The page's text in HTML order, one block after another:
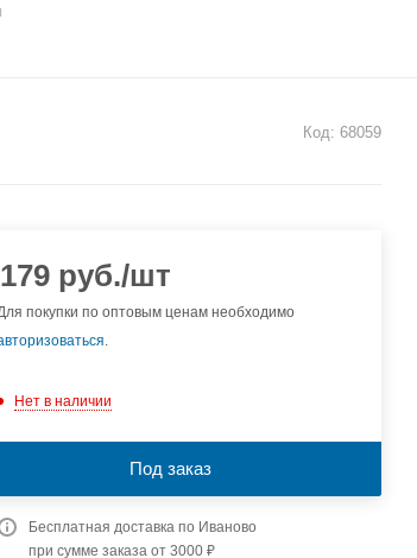
Код: 68059
179руб./шт
покупки по оптовым ценам необходимо
.
Нет в наличии
Под заказ
Бесплатная доставка по Иваново
при сумме заказа от 3000 ₽